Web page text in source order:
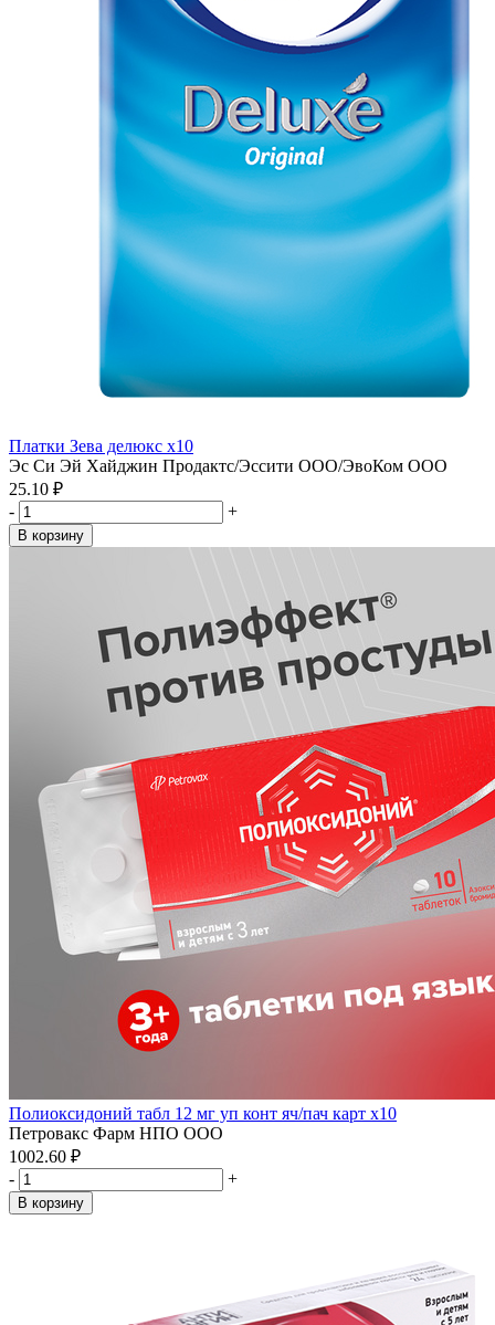
Платки Зева делюкс х10
Эс Си Эй Хайджин Продактс/Эссити ООО/ЭвоКом ООО
25.10 ₽
-
+
В корзину
Полиоксидоний табл 12 мг уп конт яч/пач карт x10
Петровакс Фарм НПО ООО
1002.60 ₽
-
+
В корзину